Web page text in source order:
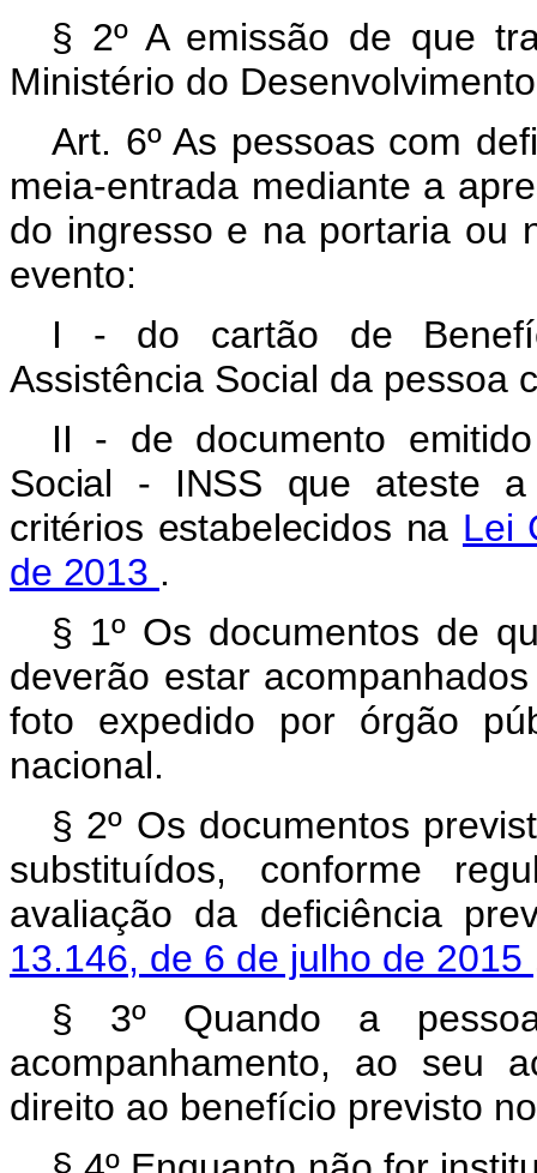
§ 2º A emissão de que
Ministério do
Art. 6º As pessoas com
meia-entrada mediante a
do ingresso e na portaria ou
evento:
I - do cartão de
Assistência Social da pessoa
II - de documento
Social - INSS que ateste
critérios estabelecidos na Lei
de 2013 .
§ 1º Os documentos de
deverão estar
foto expedido por órgão
nacional.
§ 2º Os documentos
substituídos, conforme
avaliação da deficiência
13.146, de 6 de julho de 2015
§ 3º Quando a
acompanhamento, ao seu
direito ao benefício previsto